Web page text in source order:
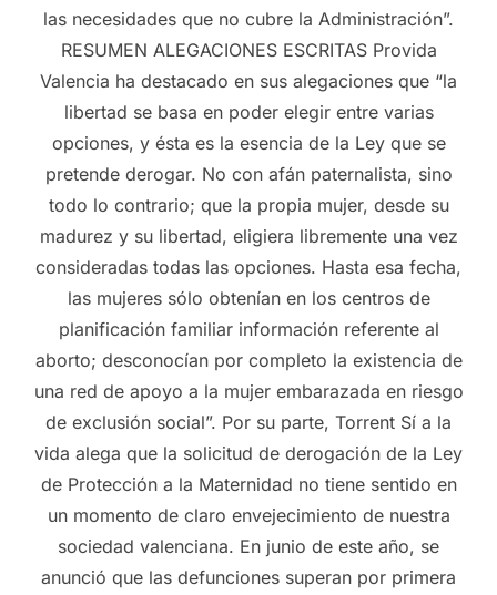
las necesidades que no cubre la Administración”.
RESUMEN ALEGACIONES ESCRITAS Provida
Valencia ha destacado en sus alegaciones que “la
libertad se basa en poder elegir entre varias
opciones, y ésta es la esencia de la Ley que se
pretende derogar. No con afán paternalista, sino
todo lo contrario; que la propia mujer, desde su
madurez y su libertad, eligiera libremente una vez
consideradas todas las opciones. Hasta esa fecha,
las mujeres sólo obtenían en los centros de
planificación familiar información referente al
aborto; desconocían por completo la existencia de
una red de apoyo a la mujer embarazada en riesgo
de exclusión social”. Por su parte, Torrent Sí a la
vida alega que la solicitud de derogación de la Ley
de Protección a la Maternidad no tiene sentido en
un momento de claro envejecimiento de nuestra
sociedad valenciana. En junio de este año, se
anunció que las defunciones superan por primera